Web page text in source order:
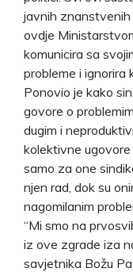
javnih znanstvenih
ovdje
komunicira sa
probleme i ignorira
Ponovio je kako
govore o
dugim i
kolektivne
samo za one
njen rad, dok su
nagomilanim
“Mi smo na
iz ove zgrade iza
savjetnika Božu